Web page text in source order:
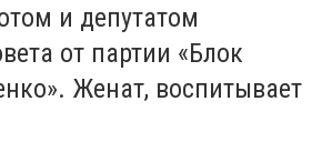
и депутатом
от партии «Блок
Женат, воспитывает